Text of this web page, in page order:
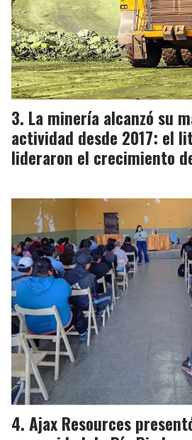
La minería alcanzó su
actividad desde 2017: el
lideraron el crecimiento
Ajax Resources